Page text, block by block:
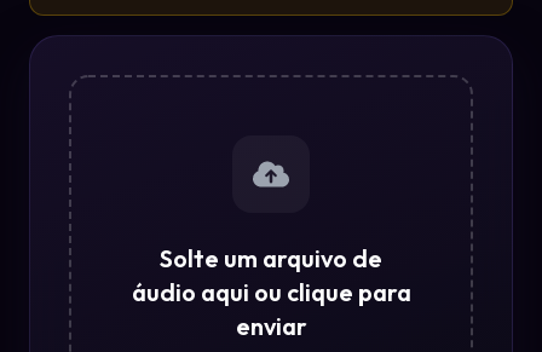
Solte um arquivo de
áudio aqui ou clique para
enviar